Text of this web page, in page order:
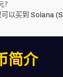
？
可以买到 Solana
简介